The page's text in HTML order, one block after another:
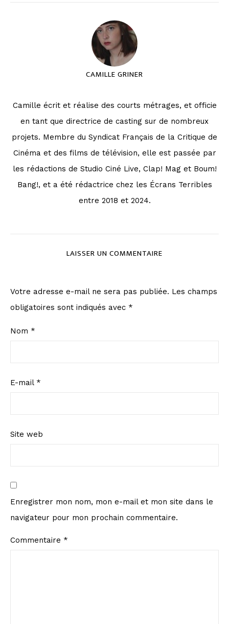
CAMILLE GRINER
Camille écrit et réalise des courts métrages, et officie
en tant que directrice de casting sur de nombreux
projets. Membre du Syndicat Français de la Critique de
Cinéma et des films de télévision, elle est passée par
les rédactions de Studio Ciné Live, Clap! Mag et Boum!
Bang!, et a été rédactrice chez les Écrans Terribles
entre 2018 et 2024.
LAISSER UN COMMENTAIRE
Votre adresse e-mail ne sera pas publiée. Les champs
obligatoires sont indiqués avec *
Nom *
E-mail *
Site web
Enregistrer mon nom, mon e-mail et mon site dans le
navigateur pour mon prochain commentaire.
Commentaire *